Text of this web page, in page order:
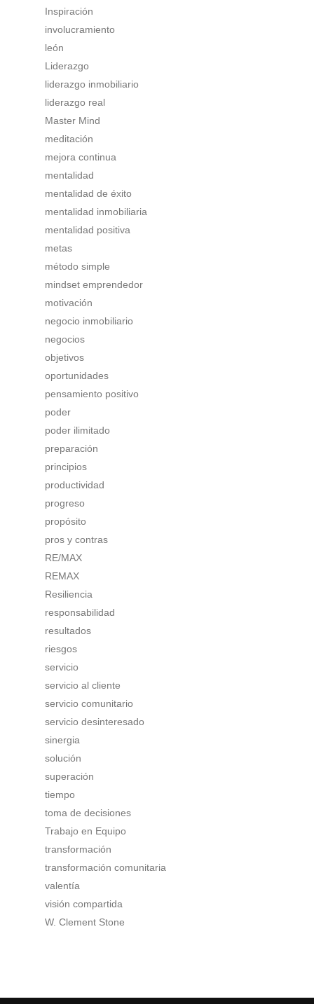
Inspiración
involucramiento
león
Liderazgo
liderazgo inmobiliario
liderazgo real
Master Mind
meditación
mejora continua
mentalidad
mentalidad de éxito
mentalidad inmobiliaria
mentalidad positiva
metas
método simple
mindset emprendedor
motivación
negocio inmobiliario
negocios
objetivos
oportunidades
pensamiento positivo
poder
poder ilimitado
preparación
principios
productividad
progreso
propósito
pros y contras
RE/MAX
REMAX
Resiliencia
responsabilidad
resultados
riesgos
servicio
servicio al cliente
servicio comunitario
servicio desinteresado
sinergia
solución
superación
tiempo
toma de decisiones
Trabajo en Equipo
transformación
transformación comunitaria
valentía
visión compartida
W. Clement Stone